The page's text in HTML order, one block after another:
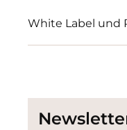
White Label und